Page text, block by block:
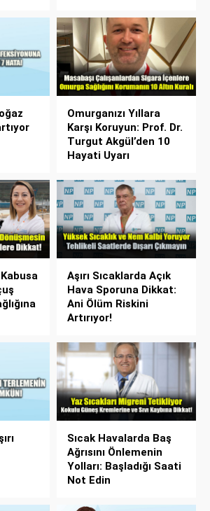
Omurganızı Yıllara
Karşı Koruyun: Prof. Dr.
Turgut Akgül’den 10
Hayati Uyarı
Aşırı Sıcaklarda Açık
Hava Sporuna Dikkat:
Ani Ölüm Riskini
Artırıyor!
Sıcak Havalarda Baş
Ağrısını Önlemenin
Yolları: Başladığı Saati
Not Edin